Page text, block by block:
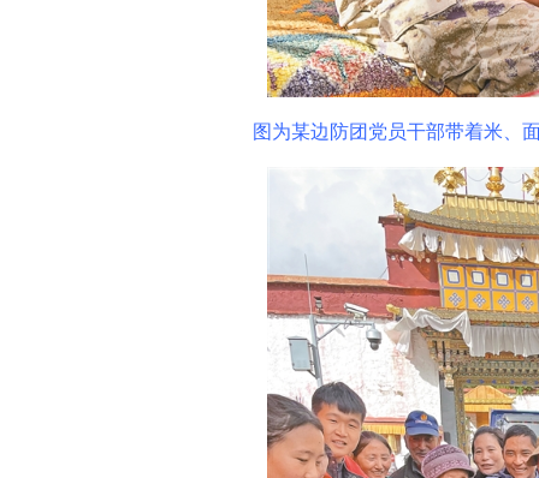
图为某边防团党员干部带着米、